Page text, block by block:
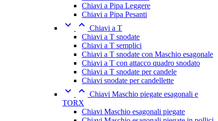
Chiavi a Pipa Leggere
Chiavi a Pipa Pesanti
  Chiavi a T
Chiavi a T snodate
Chiavi a T semplici
Chiavi a T snodate con Maschio esagonale
Chiavi a T con attacco quadro snodato
Chiavi a T snodate per candele
Chiavi snodate per candellette
  Chiavi Maschio piegate esagonali e
TORX
Chiavi Maschio esagonali piegate